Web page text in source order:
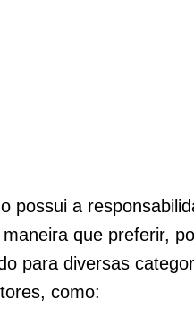
possui a
que preferir,
para diversas
como: